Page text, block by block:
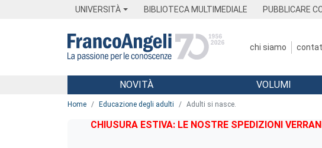
UNIVERSITÀ BIBLIOTECA MULTIMEDIALE PUBBLICARE
chi siamo
Menu
NOVITÀ VOLUMI
Home Educazione degli adulti Adulti si nasce.
CHIUSURA ESTIVA: LE NOSTRE SPEDIZIONI